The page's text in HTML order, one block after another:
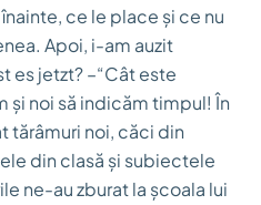
ce le place și ce nu
Apoi, i-am auzit
es jetzt? –“Cât este
și noi să indicăm timpul! În
tărâmuri noi, căci din
din clasă și subiectele
ne-au zburat la școala lui